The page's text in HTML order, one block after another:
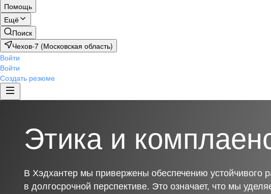
Помощь
Ещё
Поиск
Чехов-7 (Московская область)
Войти
Войти
Создать резюме
Этика и
В Хэдхантер мы привержены обеспечению устойчивого
в долгосрочной перспективе. Это означает, что мы